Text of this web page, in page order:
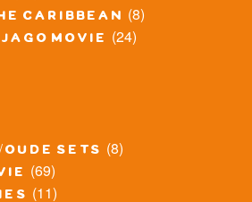
caribbean (8)
movie (24)
sets (8)
(69)
(11)